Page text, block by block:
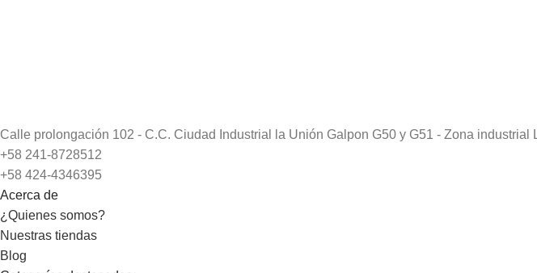
Calle prolongación 102 - C.C. Ciudad Industrial la Unión Galpon G50 y G51 - Zona
+58 241-8728512
+58 424-4346395
Acerca de
¿Quienes somos?
Nuestras tiendas
Blog